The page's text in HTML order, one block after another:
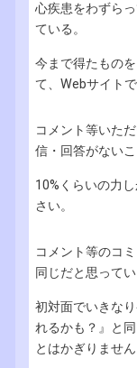
心疾患をわずら
ている。
今まで得たもの
て、Webサイトで
コメント等いた
信・回答がないこ
10%くらいの力
さい。
コメント等のコ
同じだと思ってい
初対面でいきな
れるかも？』と
とはかぎりません